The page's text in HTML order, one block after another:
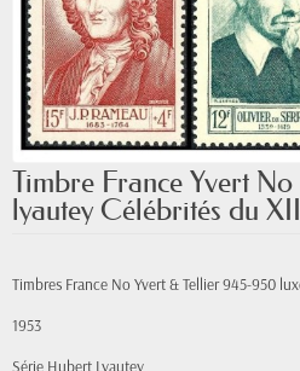
Timbre France Yvert
lyautey Célébrités du
Timbres France No Yvert & Tellier 945-950
1953
Série Hubert Lyautey